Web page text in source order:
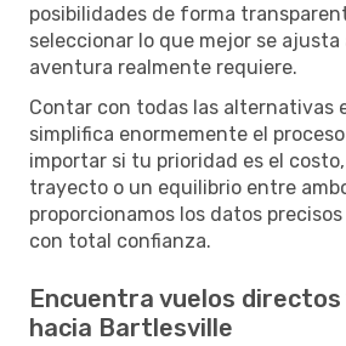
posibilidades de forma
seleccionar lo que mejor se ajusta
aventura realmente requiere.
Contar con todas las alternativas
simplifica enormemente el
importar si tu prioridad es el
trayecto o un equilibrio entre
proporcionamos los datos
con total confianza.
Encuentra vuelos directos
hacia Bartlesville